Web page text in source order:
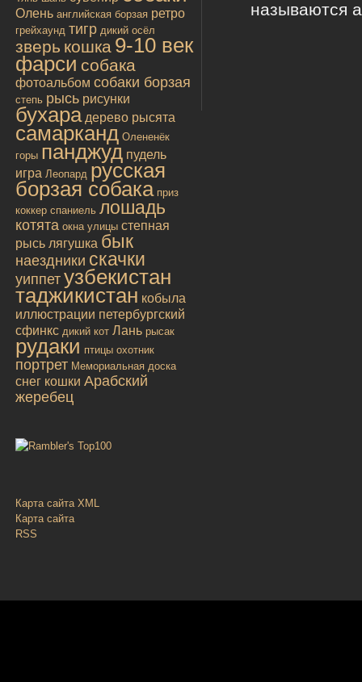
Олень английская борзая ретро
грейхаунд тигр дикий осёл
зверь кошка 9-10 век
фарси собака
фотоальбом собаки борзая
степь рысь рисунки
бухара дерево рысята
самарканд Олененёк
горы панджуд пудель
игра Леопард русская
борзая собака приз
коккер спаниель лошадь
котята окна улицы степная
рысь лягушка бык
наездники скачки
уиппет узбекистан
таджикистан кобыла
иллюстрации петербургский
сфинкс дикий кот Лань рысак
рудаки птицы охотник
портрет Мемориальная доска
снег кошки Арабский
жеребец
Карта сайта XML
Карта сайта
RSS
называются